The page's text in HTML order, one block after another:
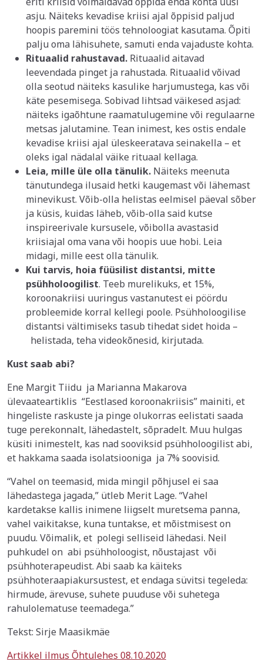
asju. Näiteks kevadise kriisi ajal õppisid paljud
hoopis paremini töös tehnoloogiat kasutama. Õpiti
palju oma lähisuhete, samuti enda vajaduste kohta.
Rituaalid rahustavad. Rituaalid aitavad
leevendada pinget ja rahustada. Rituaalid võivad
olla seotud näiteks kasulike harjumustega, kas või
käte pesemisega. Sobivad lihtsad väikesed asjad:
näiteks igaõhtune raamatulugemine või regulaarne
metsas jalutamine. Tean inimest, kes ostis endale
kevadise kriisi ajal üleskeeratava seinakella – et
oleks igal nädalal väike rituaal kellaga.
Leia, mille üle olla tänulik. Näiteks meenuta
tänutundega ilusaid hetki kaugemast või lähemast
minevikust. Võib-olla helistas eelmisel päeval sõber
ja küsis, kuidas läheb, võib-olla said kutse
inspireerivale kursusele, võibolla avastasid
kriisiajal oma vana või hoopis uue hobi. Leia
midagi, mille eest olla tänulik.
Kui tarvis, hoia füüsilist distantsi, mitte
psühholoogilist. Teeb murelikuks, et 15%,
koroonakriisi uuringus vastanutest ei pöördu
probleemide korral kellegi poole. Psühholoogilise
distantsi vältimiseks tasub tihedat sidet hoida –
helistada, teha videokõnesid, kirjutada.
Kust saab abi?
Ene Margit Tiidu ja Marianna Makarova
ülevaateartiklis “Eestlased koroonakriisis” mainiti, et
hingeliste raskuste ja pinge olukorras eelistati saada
tuge perekonnalt, lähedastelt, sõpradelt. Muu hulgas
küsiti inimestelt, kas nad sooviksid psühholoogilist abi,
et hakkama saada isolatsiooniga ja 7% soovisid.
“Vahel on teemasid, mida mingil põhjusel ei saa
lähedastega jagada,” ütleb Merit Lage. “Vahel
kardetakse kallis inimene liigselt muretsema panna,
vahel vaikitakse, kuna tuntakse, et mõistmisest on
puudu. Võimalik, et polegi selliseid lähedasi. Neil
puhkudel on abi psühholoogist, nõustajast või
psühhoterapeudist. Abi saab ka käiteks
psühhoteraapiakursustest, et endaga süvitsi tegeleda:
hirmude, ärevuse, suhete puuduse või suhetega
rahulolematuse teemadega.”
Tekst: Sirje Maasikmäe
Artikkel ilmus Õhtulehes 08.10.2020